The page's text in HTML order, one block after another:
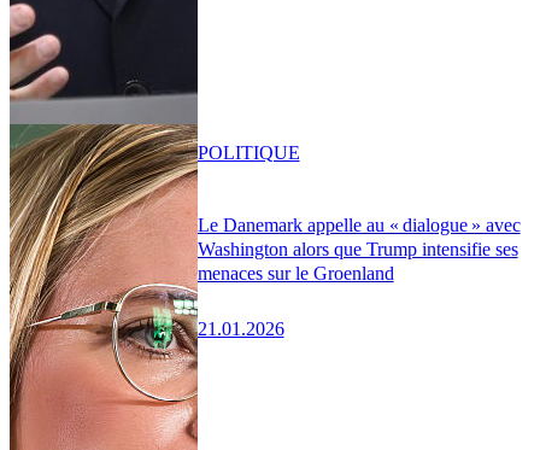
Le Danemark appelle au « dialogue » avec
Washington alors que Trump intensifie ses
menaces sur le Groenland
21.01.2026
POLITIQUE